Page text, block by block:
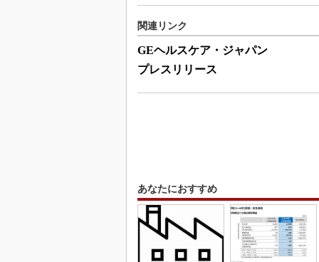
関連リンク
GEヘルスケア・ジャパン
プレスリリース
あなたにおすすめ